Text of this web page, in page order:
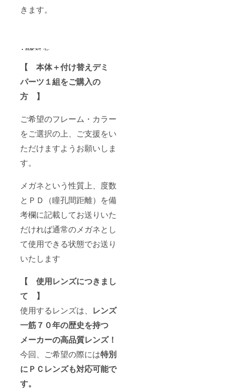
きます。
【 本体＋付け替えデミ
パーツ１組をご購入の
方 】
ご希望のフレーム・カラー
をご選択の上、ご支援をい
ただけますようお願いしま
す。
メガネという性質上、度数
とＰＤ（瞳孔間距離）を備
考欄に記載してお送りいた
だければ通常のメガネとし
て使用できる状態でお送り
いたします
【 使用レンズにつきまし
て 】
使用するレンズは、 レンズ
一筋７０年の歴史を持つ
メーカーの高品質レンズ！
今回、ご希望の際には特別
に ＰＣレンズも対応可能で
す。